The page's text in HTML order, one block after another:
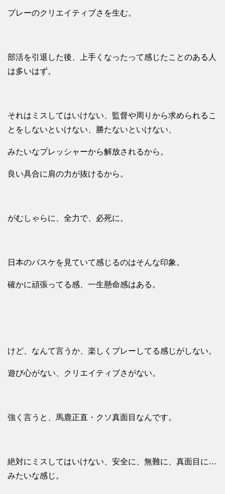
プレーのクリエイティブさを生む。
部活を引退した後、上手くなったって感じたことのある人
は多いはず。
それはミスしてはいけない、監督や周りから求められるこ
とをしないといけない、勝たないといけない、
みたいなプレッシャーから解放されるから。
良い具合に肩の力が抜けるから。
がむしゃらに、全力で、必死に。
日本のバスケを見ていて感じるのはそんな印象。
確かに頑張ってる感、一生懸命感はある。
けど、なんて言うか、楽しくプレーしてる感じがしない。
遊び心がない、クリエイティブさがない。
強く言うと、馬鹿正直・クソ真面目なんです。
絶対にミスしてはいけない、安全に、無難に、真面目に…
みたいな感じ。